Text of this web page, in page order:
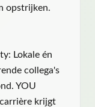
opstrijken.
Lokale én
collega's
YOU
krijgt